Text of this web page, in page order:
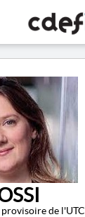
de l'UTC